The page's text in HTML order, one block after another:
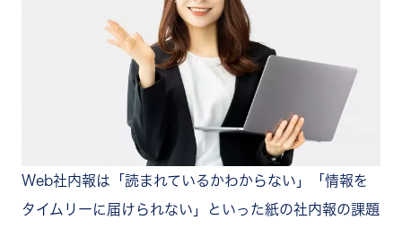
Web社内報は「読まれているかわからない」「情報を
タイムリーに届けられない」といった紙の社内報の課題